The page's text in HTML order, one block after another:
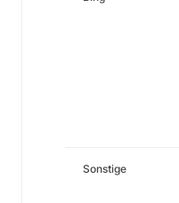
Sonstige